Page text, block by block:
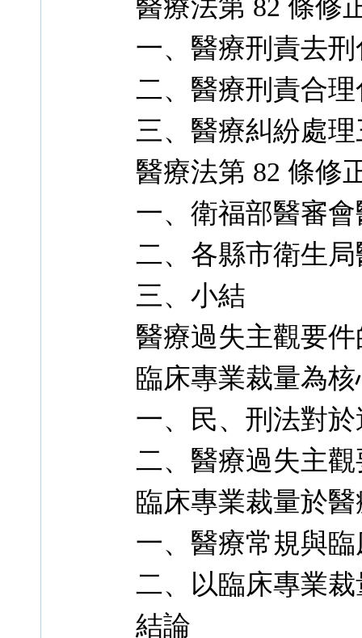
醫療法第 82 條修
一、醫療刑責去
二、醫療刑責合
三、醫療糾紛處
醫療法第 82 條修
一、衛福部醫審
二、各縣市衛生
三、小結
醫療過失主觀要
臨床專業裁量為核
一、民、刑法對
二、醫療過失主
臨床專業裁量於
一、醫療常規與
二、以臨床專業
結論